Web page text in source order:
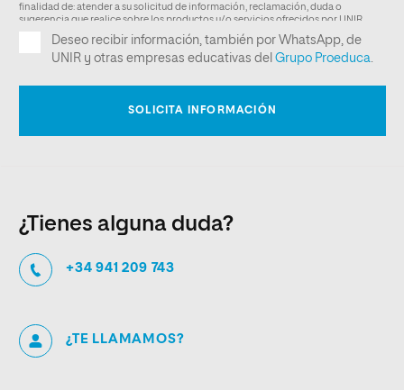
¿Tienes alguna duda?
+34 941 209 743
¿TE LLAMAMOS?